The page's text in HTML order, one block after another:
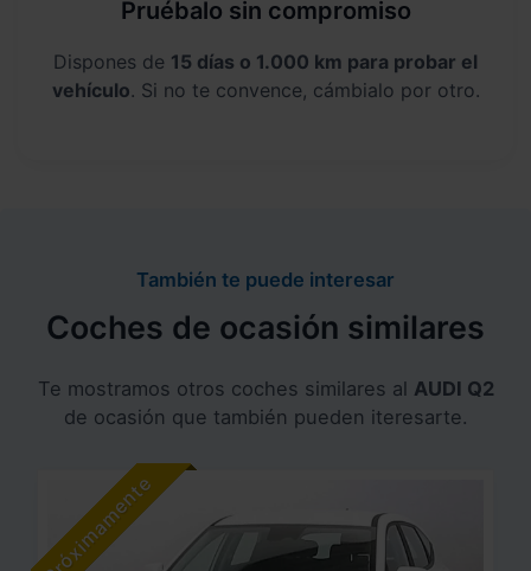
Pruébalo sin compromiso
Dispones de 15 días o 1.000 km para probar el
vehículo. Si no te convence, cámbialo por otro.
También te puede interesar
Coches de ocasión similares
Te mostramos otros coches similares al AUDI Q2
de ocasión que también pueden iteresarte.